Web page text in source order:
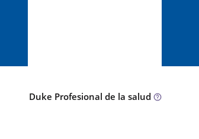
Duke Profesional de la salud